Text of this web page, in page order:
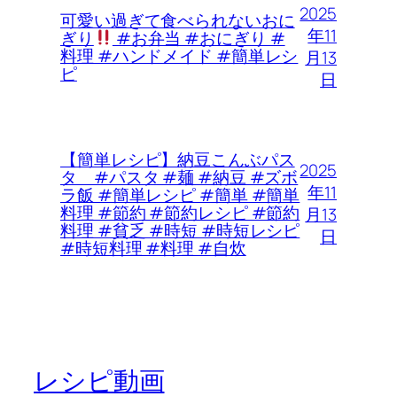
可愛い過ぎて食べられないおに
ぎり #お弁当 #おにぎり #
料理 #ハンドメイド #簡単レシ
ピ
2025
年11
月13
日
【簡単レシピ】納豆こんぶパス
タ #パスタ #麺 #納豆 #ズボ
ラ飯 #簡単レシピ #簡単 #簡単
料理 #節約 #節約レシピ #節約
料理 #貧乏 #時短 #時短レシピ
#時短料理 #料理 #自炊
2025
年11
月13
日
レシピ動画